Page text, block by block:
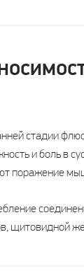
стадии
и боль в
поражение
щитовидной